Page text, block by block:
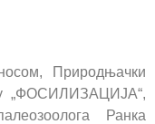
Природњачки
„ФОСИЛИЗАЦИЈА“,
Ранка